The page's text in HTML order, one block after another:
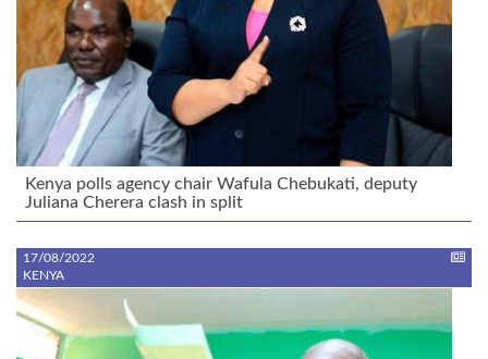
Kenya polls agency chair Wafula Chebukati, deputy
Juliana Cherera clash in split
17/08/2022
KENYA